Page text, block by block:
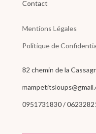
Contact
Mentions Légales
Politique de
82 chemin de la
0951731830 /